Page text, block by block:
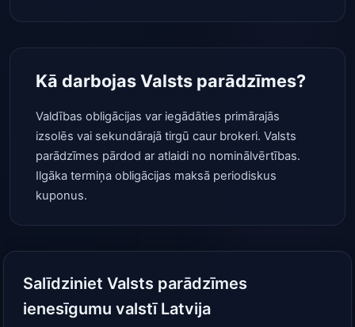
Kā darbojas Valsts parādzīmes?
Valdības obligācijas var iegādāties primārajās
izsolēs vai sekundārajā tirgū caur brokeri. Valsts
parādzīmes pārdod ar atlaidi no nominālvērtības.
Ilgāka termiņa obligācijas maksā periodiskus
kuponus.
Salīdziniet Valsts parādzīmes
ienesīgumu valstī Latvija